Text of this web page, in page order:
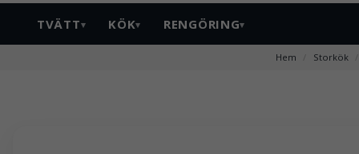
TVÄTT▾ KÖK▾ RENGÖRING▾
Hem Storkök